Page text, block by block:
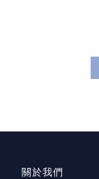
關於我們